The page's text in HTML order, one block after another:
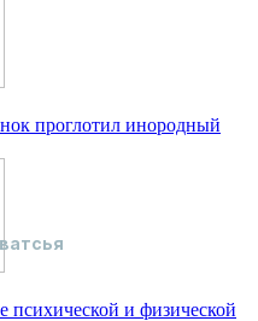
проглотил инородный
психической и физической